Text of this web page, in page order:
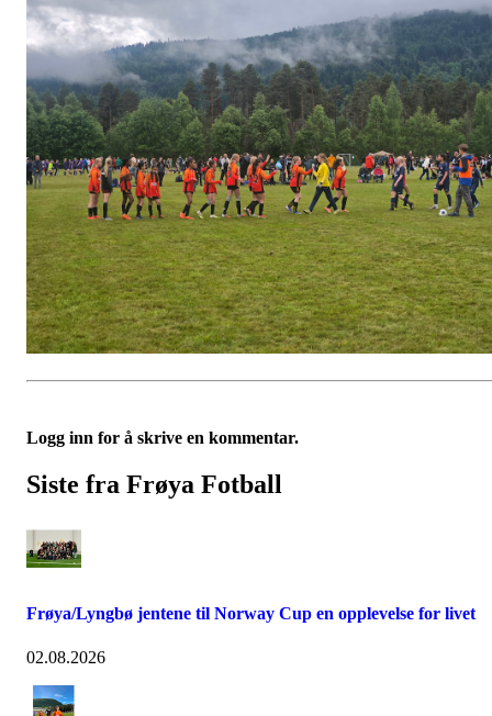
Logg inn for å skrive en kommentar.
Siste fra Frøya Fotball
Frøya/Lyngbø jentene til Norway Cup en opplevelse for livet
02.08.2026